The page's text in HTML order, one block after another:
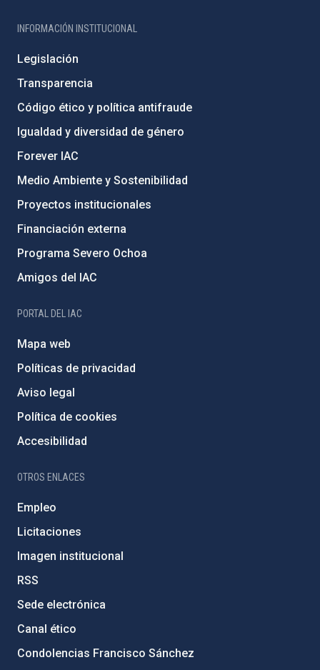
INFORMACIÓN INSTITUCIONAL
Legislación
Transparencia
Código ético y política antifraude
Igualdad y diversidad de género
Forever IAC
Medio Ambiente y Sostenibilidad
Proyectos institucionales
Financiación externa
Programa Severo Ochoa
Amigos del IAC
PORTAL DEL IAC
Mapa web
Políticas de privacidad
Aviso legal
Política de cookies
Accesibilidad
OTROS ENLACES
Empleo
Licitaciones
Imagen institucional
RSS
Sede electrónica
Canal ético
Condolencias Francisco Sánchez